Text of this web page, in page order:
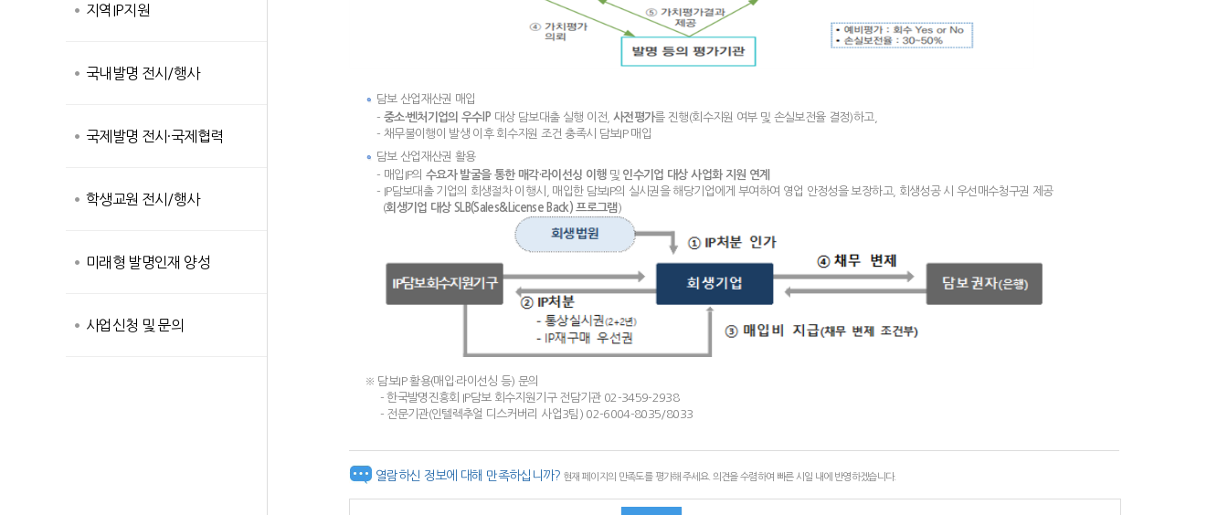
지역IP지원
국내발명 전시/행사
국제발명 전시·국제협력
학생교원 전시/행사
미래형 발명인재 양성
사업신청 및 문의
담보 산업재산권 매입
- 중소·벤처기업의 우수IP 대상 담보대출 실행 이전,사전평가를 진행(회수지원 여부 및 손실보전율 결정)하고,
- 채무불이행이 발생 이후 회수지원 조건 충족시 담보IP 매입
담보 산업재산권 활용
- 매입IP의 수요자 발굴을 통한 매각·라이선싱 이행및 인수기업 대상 사업화 지원 연계
- IP담보대출 기업의 회생절차 이행시, 매입한 담보IP의 실시권을 해당기업에게 부여하여 영업 안정성을 보장하고, 회생성공 시 우선매수청구권 제공
(회생기업 대상 SLB(Sales&License Back) 프로그램)
※ 담보IP 활용(매입·라이선싱 등) 문의
- 한국발명진흥회 IP담보 회수지원기구 전담기관 02-3459-2938
- 전문기관(인텔렉추얼 디스커버리 사업3팀) 02-6004-8035/8033
열람하신 정보에 대해 만족하십니까? 현재 페이지의 만족도를 평가해 주세요. 의견을 수렴하여 빠른 시일 내에 반영하겠습니다.